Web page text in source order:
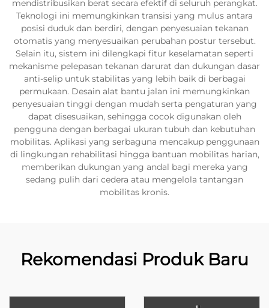
mendistribusikan berat secara efektif di seluruh perangkat.
Teknologi ini memungkinkan transisi yang mulus antara
posisi duduk dan berdiri, dengan penyesuaian tekanan
otomatis yang menyesuaikan perubahan postur tersebut.
Selain itu, sistem ini dilengkapi fitur keselamatan seperti
mekanisme pelepasan tekanan darurat dan dukungan dasar
anti-selip untuk stabilitas yang lebih baik di berbagai
permukaan. Desain alat bantu jalan ini memungkinkan
penyesuaian tinggi dengan mudah serta pengaturan yang
dapat disesuaikan, sehingga cocok digunakan oleh
pengguna dengan berbagai ukuran tubuh dan kebutuhan
mobilitas. Aplikasi yang serbaguna mencakup penggunaan
di lingkungan rehabilitasi hingga bantuan mobilitas harian,
memberikan dukungan yang andal bagi mereka yang
sedang pulih dari cedera atau mengelola tantangan
mobilitas kronis.
Rekomendasi Produk Baru